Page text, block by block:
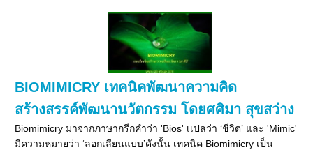
BIOMIMICRY เทคนิคพัฒนาความคิด
สร้างสรรค์พัฒนานวัตกรรม โดยศศิมา สุขสว่าง
Biomimicry มาจากภาษากรีกคำว่า 'Bios' เเปลว่า ‘ชีวิต’ และ 'Mimic'
มีความหมายว่า ‘ลอกเลียนแบบ’ดังนั้น เทคนิค Biomimicry เป็น